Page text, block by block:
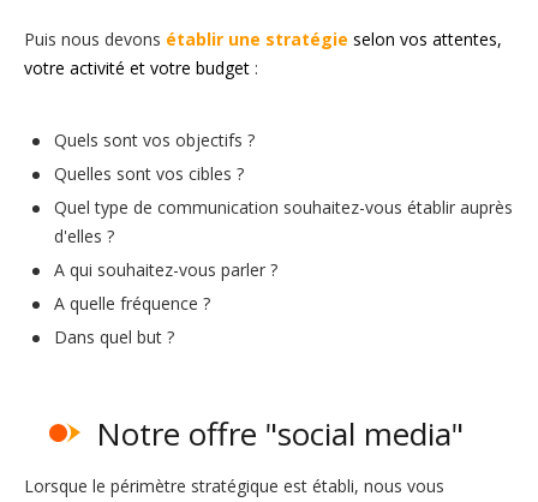
Puis nous devons établir une stratégie selon vos attentes,
votre activité et votre budget :
Quels sont vos objectifs ?
Quelles sont vos cibles ?
Quel type de communication souhaitez-vous établir auprès
d'elles ?
A qui souhaitez-vous parler ?
A quelle fréquence ?
Dans quel but ?
Notre offre "social media"
Lorsque le périmètre stratégique est établi, nous vous